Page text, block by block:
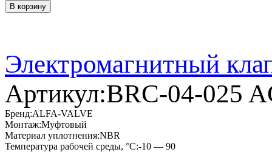
В корзину
Электромагнитный
Артикул:BRC-04-025
Бренд:ALFA-VALVE
Монтаж:Муфтовый
Материал уплотнения:NBR
Температура рабочей среды, °C:-10 — 90